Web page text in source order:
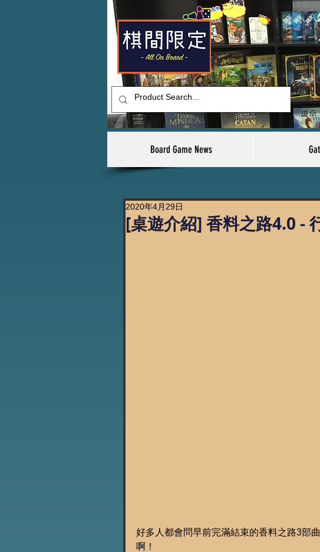
Board Game News
[桌遊介紹] 香料之路4.0 -
2020年4月29日
好多人都會問早前完滿結束的香料之路3部
啊！